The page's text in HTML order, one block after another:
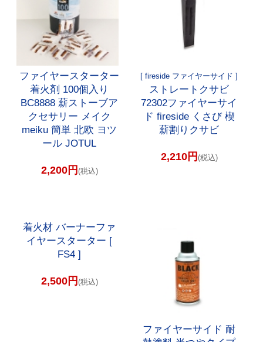
ファイヤースターター
着火剤 100個入り
BC8888 薪ストーブア
クセサリー メイク
meiku 簡単 北欧 ヨツ
ール JOTUL
2,200円 (税込)
[ fireside ファイヤーサイド ]
ストレートクサビ
72302ファイヤーサイ
ド fireside くさび 楔
薪割りクサビ
2,210円 (税込)
着火材 バーナーファ
イヤースターター [
FS4 ]
2,500円 (税込)
ファイヤーサイド 耐